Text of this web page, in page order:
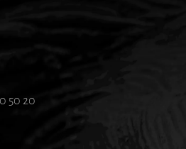
50 20